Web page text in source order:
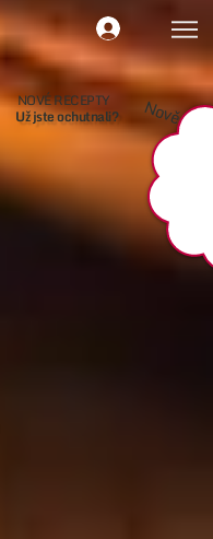
NOVÉ RECEPTY
Už jste ochutnali? Nově